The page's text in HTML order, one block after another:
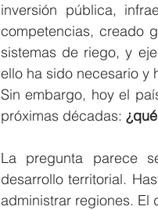
inversión pública,
competencias, creado
sistemas de riego, y
ello ha sido necesario y
Sin embargo, hoy el
próximas décadas:
La pregunta parece
desarrollo territorial.
administrar regiones. El